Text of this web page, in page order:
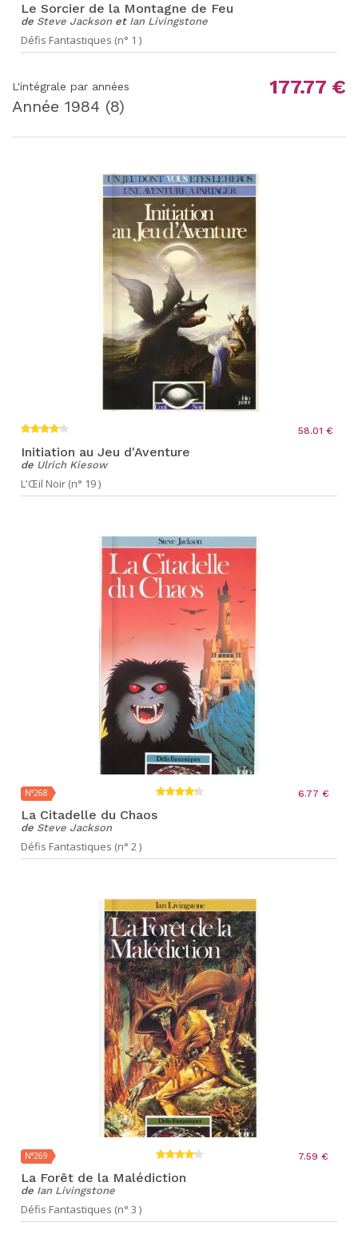
Le Sorcier de la Montagne de Feu
de Steve Jackson et Ian Livingstone
Défis Fantastiques (n° 1 )
L'intégrale par années
Année 1984 (8)
177.77 €
58.01 €
Initiation au Jeu d'Aventure
de Ulrich Kiesow
L'Œil Noir (n° 19 )
N°268 6.77 €
La Citadelle du Chaos
de Steve Jackson
Défis Fantastiques (n° 2 )
N°269 7.59 €
La Forêt de la Malédiction
de Ian Livingstone
Défis Fantastiques (n° 3 )